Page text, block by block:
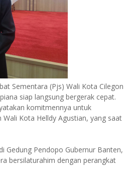
Sementara (Pjs) Wali Kota Cilegon
siap langsung bergerak cepat.
komitmennya untuk
Kota Helldy Agustian, yang saat
Gedung Pendopo Gubernur Banten,
bersilaturahim dengan perangkat